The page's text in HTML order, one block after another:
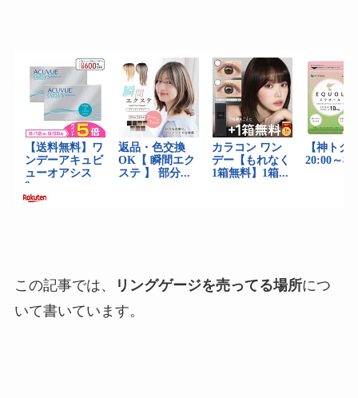
この記事では、 リングゲージを売ってる場所につ
いて書いています。